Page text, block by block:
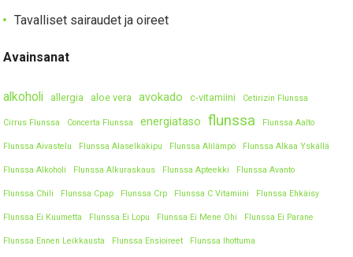
Tavalliset sairaudet ja oireet
Avainsanat
alkoholi allergia aloe vera avokado c-vitamiini Cetirizin Flunssa
Cirrus Flunssa Concerta Flunssa energiataso flunssa Flunssa Aalto
Flunssa Aivastelu Flunssa Alaselkäkipu Flunssa Alilämpö Flunssa Alkaa Yskällä
Flunssa Alkoholi Flunssa Alkuraskaus Flunssa Apteekki Flunssa Avanto
Flunssa Chili Flunssa Cpap Flunssa Crp Flunssa C Vitamiini Flunssa Ehkäisy
Flunssa Ei Kuumetta Flunssa Ei Lopu Flunssa Ei Mene Ohi Flunssa Ei Parane
Flunssa Ennen Leikkausta Flunssa Ensioireet Flunssa Ihottuma